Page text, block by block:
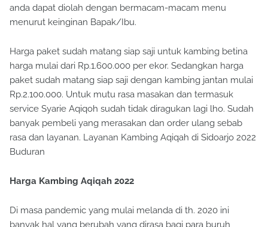
anda dapat diolah dengan bermacam-macam menu
menurut keinginan Bapak/Ibu.
Harga paket sudah matang siap saji untuk kambing betina
harga mulai dari Rp.1.600.000 per ekor. Sedangkan harga
paket sudah matang siap saji dengan kambing jantan mulai
Rp.2.100.000. Untuk mutu rasa masakan dan termasuk
service Syarie Aqiqoh sudah tidak diragukan lagi lho. Sudah
banyak pembeli yang merasakan dan order ulang sebab
rasa dan layanan. Layanan Kambing Aqiqah di Sidoarjo 2022
Buduran
Harga Kambing Aqiqah 2022
Di masa pandemic yang mulai melanda di th. 2020 ini
banyak hal yang berubah yang dirasa bagi para buruh